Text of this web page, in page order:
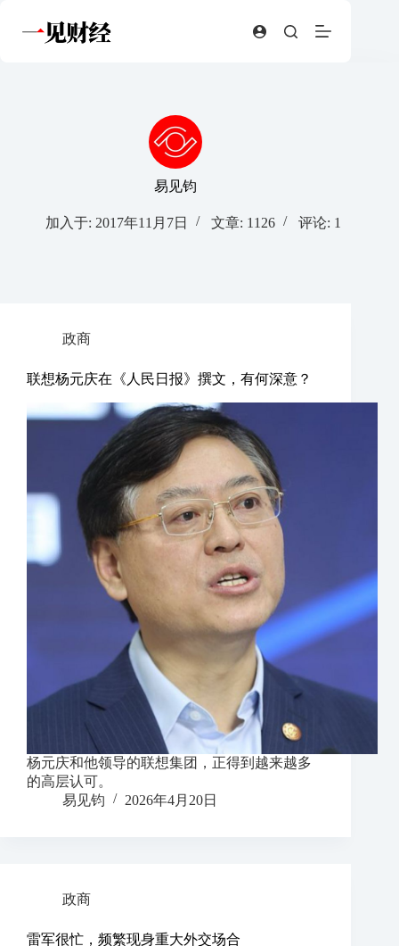
易见钧
加入于: 2017年11月7日 文章: 1126 评论: 1
政商
联想杨元庆在《人民日报》撰文，有何深意？
杨元庆和他领导的联想集团，正得到越来越多
的高层认可。
易见钧
2026年4月20日
政商
雷军很忙，频繁现身重大外交场合